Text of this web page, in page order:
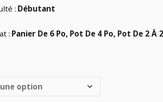
: Débutant
: Panier De 6 Po, Pot De 4 Po, Pot De 2 À